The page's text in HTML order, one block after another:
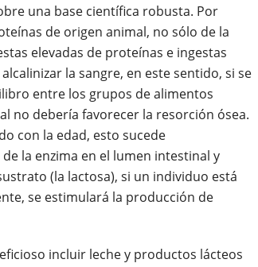
una base científica robusta. Por
de origen animal, no sólo de la
elevadas de proteínas e ingestas
la sangre, en este sentido, si se
entre los grupos de alimentos
no debería favorecer la resorción ósea.
con la edad, esto sucede
la enzima en el lumen intestinal y
(la lactosa), si un individuo está
se estimulará la producción de
incluir leche y productos lácteos